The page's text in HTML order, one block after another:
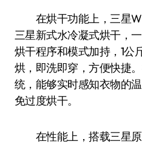
在烘干功能上，三星
三星新式水冷凝式烘干，
烘干程序和模式加持，1公
烘，即洗即穿，方便快捷
统，能够实时感知衣物的
免过度烘干。
在性能上，搭载三星原